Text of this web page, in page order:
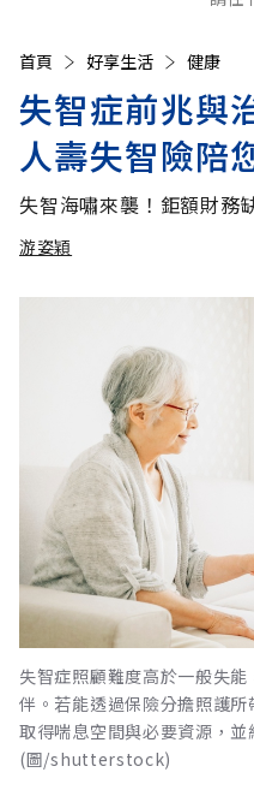
首頁 好享生活 健康
失智症前兆與
人壽失智險陪
失智海嘯來襲！鉅額財務
游姿穎
失智症照顧難度高於一般失
伴。若能透過保險分擔照護
取得喘息空間與必要資源，並
(圖/shutterstock)